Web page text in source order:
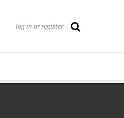
log in or register